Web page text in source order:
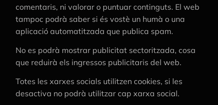
comentaris, ni valorar o puntuar continguts. El web
tampoc podrà saber si és vostè un humà o una
aplicació automatitzada que publica spam.
No es podrà mostrar publicitat sectoritzada, cosa
que reduirà els ingressos publicitaris del web.
Totes les xarxes socials utilitzen cookies, si les
desactiva no podrà utilitzar cap xarxa social.